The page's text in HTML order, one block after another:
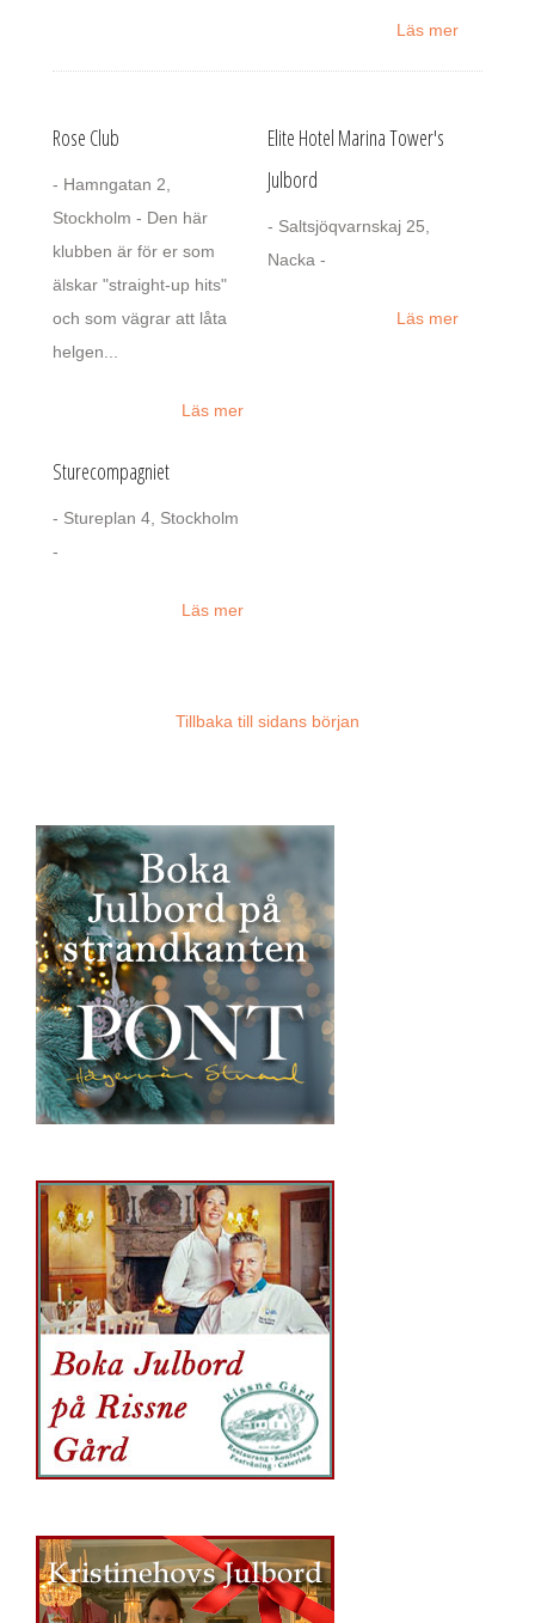
Läs mer
Rose Club
- Hamngatan 2,
Stockholm - Den här
klubben är för er som
älskar "straight-up hits"
och som vägrar att låta
helgen...
Läs mer
Elite Hotel Marina Tower's
Julbord
- Saltsjöqvarnskaj 25,
Nacka -
Läs mer
Sturecompagniet
- Stureplan 4, Stockholm
-
Läs mer
Tillbaka till sidans början